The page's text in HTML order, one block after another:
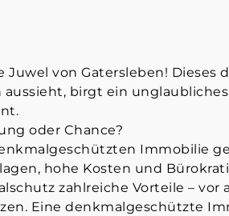
Juwel von Gatersleben!
birgt ein
oder Chance?
Immobilie
hohe Kosten und
zahlreiche Vorteile –
Eine denkmalgeschützte